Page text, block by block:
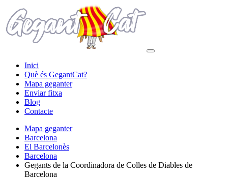
Inici
Què és GegantCat?
Mapa geganter
Enviar fitxa
Blog
Contacte
Mapa geganter
Barcelona
El Barcelonès
Barcelona
Gegants de la Coordinadora de Colles de Diables de
Barcelona